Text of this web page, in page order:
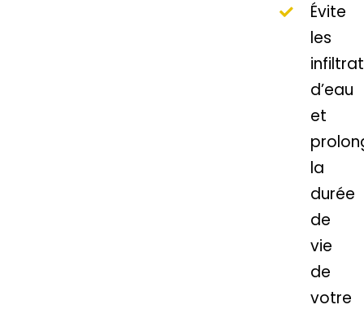
Évite
les
d’eau
et
la
durée
de
vie
de
votre